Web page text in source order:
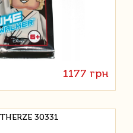
1177 грн
30331